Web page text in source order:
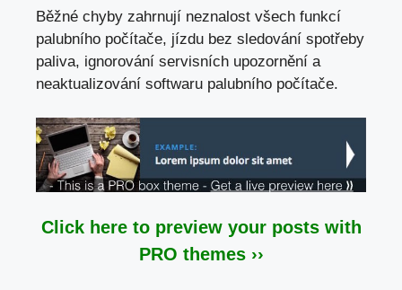
Běžné chyby zahrnují neznalost všech funkcí
palubního počítače, jízdu bez sledování spotřeby
paliva, ignorování servisních upozornění a
neaktualizování softwaru palubního počítače.
Click here to preview your posts with
PRO themes ››